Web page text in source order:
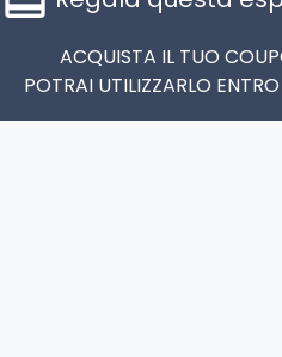
ACQUISTA IL TUO
POTRAI UTILIZZARLO